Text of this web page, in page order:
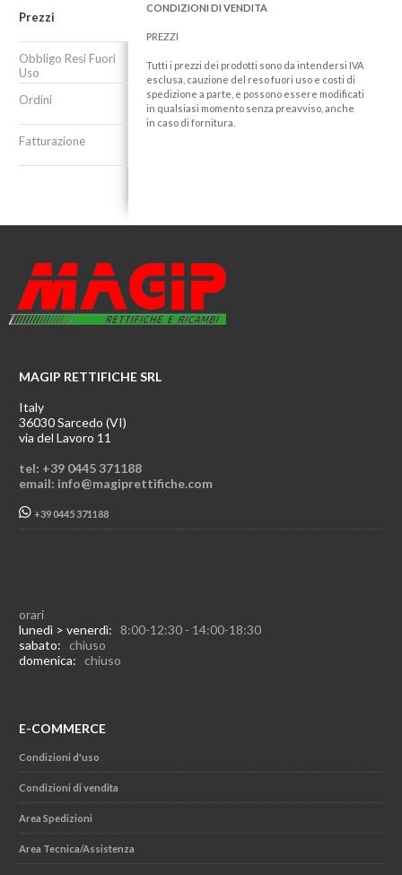
Prezzi
Obbligo Resi Fuori
Uso
Ordini
Fatturazione
CONDIZIONI DI VENDITA
PREZZI
Tutti i prezzi dei prodotti sono da intendersi IVA
esclusa, cauzione del reso fuori uso e costi di
spedizione a parte, e possono essere modificati
in qualsiasi momento senza preavviso, anche
in caso di fornitura.
MAGIP RETTIFICHE SRL
Italy
36030 Sarcedo (VI)
via del Lavoro 11
tel: +39 0445 371188
email: info@magiprettifiche.com
+39 0445 371188
orari
lunedì > venerdì: 8:00-12:30 - 14:00-18:30
sabato: chiuso
domenica: chiuso
E-COMMERCE
Condizioni d'uso
Condizioni di vendita
Area Spedizioni
Area Tecnica/Assistenza